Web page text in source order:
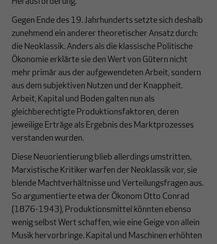
Gegen Ende des 19. Jahrhunderts setzte sich deshalb
zunehmend ein anderer theoretischer Ansatz durch:
die Neoklassik. Anders als die klassische Politische
Ökonomie erklärte sie den Wert von Gütern nicht
mehr primär aus der aufgewendeten Arbeit, sondern
aus dem subjektiven Nutzen und der Knappheit.
Arbeit, Kapital und Boden galten nun als
gleichberechtigte Produktionsfaktoren, deren
jeweilige Erträge als Ergebnis des Marktprozesses
verstanden wurden.
Diese Neuorientierung blieb allerdings umstritten.
Marxistische Kritiker warfen der Neoklassik vor, sie
blende Machtverhältnisse und Verteilungsfragen aus.
So argumentierte etwa der Ökonom Otto Conrad
(1876-1943), Produktionsmittel könnten ebenso
wenig selbst Wert schaffen, wie eine Geige von allein
Musik hervorbringe. Kapital und Maschinen erhöhten